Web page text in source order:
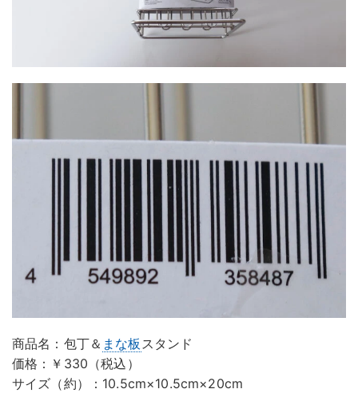
商品名：包丁＆ まな板 スタンド
価格：￥330（税込）
サイズ（約）：10.5cm×10.5cm×20cm